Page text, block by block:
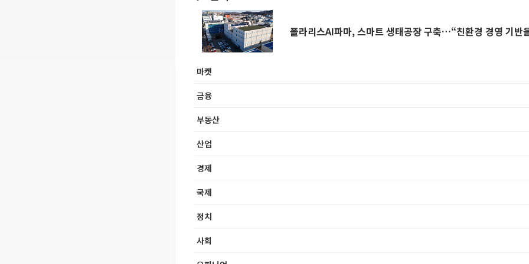
폴라리스AI파마, 스마트 생태공장 구축…“친환경 경영 기반
마켓
금융
부동산
산업
경제
국제
정치
사회